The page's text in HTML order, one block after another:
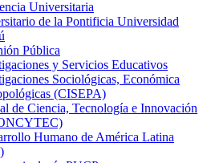
Universitaria
de la Pontificia Universidad
Pública
y Servicios Educativos
Sociológicas, Económica
(CISEPA)
de Ciencia, Tecnología e Innovación
Humano de América Latina